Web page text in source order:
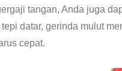
tangan, Anda juga
datar, gerinda mulut
cepat.